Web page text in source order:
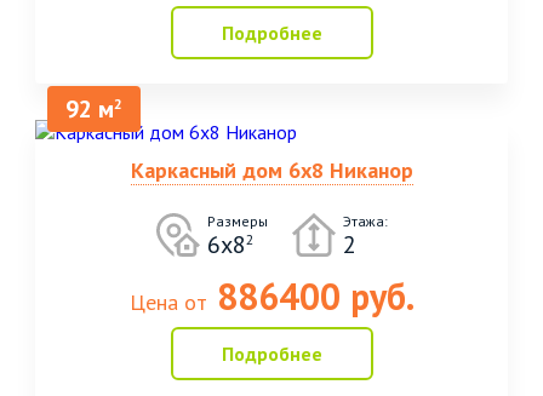
Подробнее
92 м2
Каркасный дом 6х8 Никанор
Размеры
6х82
Этажа:
2
Цена от 886400 руб.
Подробнее